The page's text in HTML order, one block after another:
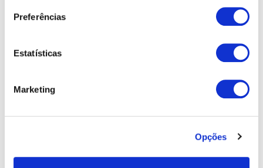
Preferências
Estatísticas
Marketing
Opções